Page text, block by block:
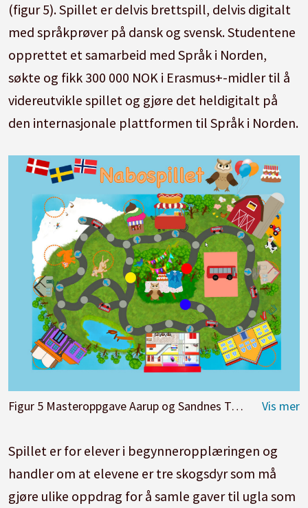
(figur 5). Spillet er delvis brettspill, delvis digitalt
med språkprøver på dansk og svensk. Studentene
opprettet et samarbeid med Språk i Norden,
søkte og fikk 300 000 NOK i Erasmus+-midler til å
videreutvikle spillet og gjøre det heldigitalt på
den internasjonale plattformen til Språk i Norden.
Figur 5 Masteroppgave Aarup og Sandnes Torp (2022), brettspill og nettsted innen nabospråksdidaktikk for begynneropplæringen
Spillet er for elever i begynneropplæringen og
handler om at elevene er tre skogsdyr som må
gjøre ulike oppdrag for å samle gaver til ugla som